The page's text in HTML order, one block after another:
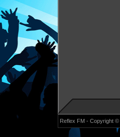
Reflex FM - Copyright